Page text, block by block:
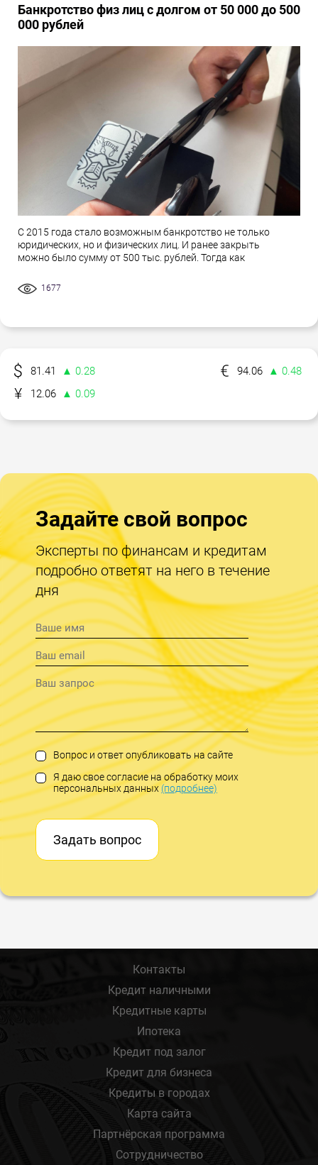
Банкротство физ лиц с долгом от 50 000 до 500
000 рублей
С 2015 года стало возможным банкротство не только
юридических, но и физических лиц. И ранее закрыть
можно было сумму от 500 тыс. рублей. Тогда как
1677
81.41 ▲ 0.28 94.06
▲ 0.48
12.06
▲ 0.09
Задайте свой вопрос
Эксперты по финансам и кредитам
подробно ответят на него в течение
дня
Вопрос и ответ опубликовать на сайте
Я даю свое согласие на обработку моих
персональных данных(подробнее)
Задать вопрос
Контакты
Кредит наличными
Кредитные карты
Ипотека
Кредит под залог
Кредит для бизнеса
Кредиты в городах
Карта сайта
Партнёрская программа
Сотрудничество